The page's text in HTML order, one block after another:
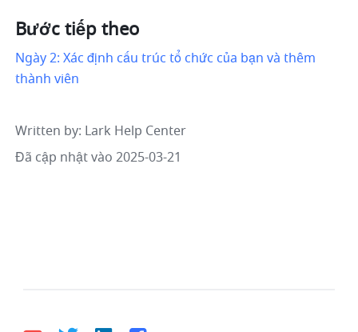
Bước tiếp theo
Ngày 2: Xác định cấu trúc tổ chức của bạn và thêm
thành viên
Written by: Lark Help Center
Đã cập nhật vào 2025-03-21